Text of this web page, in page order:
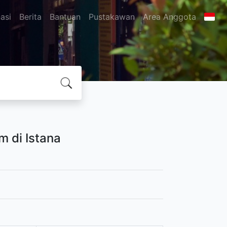
Berita Bantuan Pustakawan Area Anggota
di Istana